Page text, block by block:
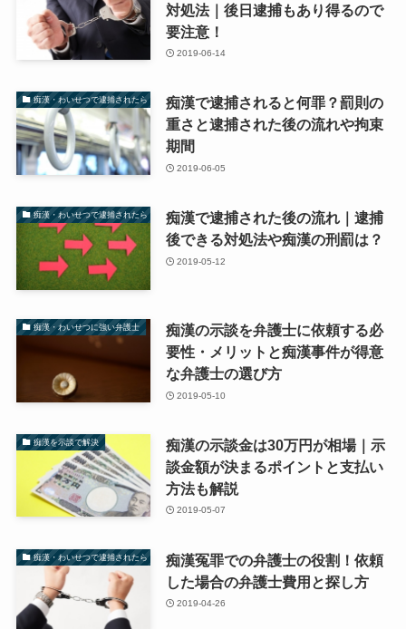
対処法｜後日逮捕もあり得るので
要注意！
2019-06-14
痴漢・わいせつで逮捕されたら
痴漢で逮捕されると何罪？罰則の
重さと逮捕された後の流れや拘束
期間
2019-06-05
痴漢・わいせつで逮捕されたら
痴漢で逮捕された後の流れ｜逮捕
後できる対処法や痴漢の刑罰は？
2019-05-12
痴漢・わいせつに強い弁護士
痴漢の示談を弁護士に依頼する必
要性・メリットと痴漢事件が得意
な弁護士の選び方
2019-05-10
痴漢を示談で解決
痴漢の示談金は30万円が相場｜示
談金額が決まるポイントと支払い
方法も解説
2019-05-07
痴漢・わいせつで逮捕されたら
痴漢冤罪での弁護士の役割！依頼
した場合の弁護士費用と探し方
2019-04-26